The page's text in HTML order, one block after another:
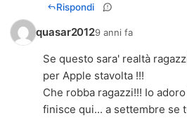
Rispondi
quasar20129 anni fa
Se questo sara' realtà
per Apple stavolta !!!
Che robba ragazzi!!! Io
finisce qui... a settembre se